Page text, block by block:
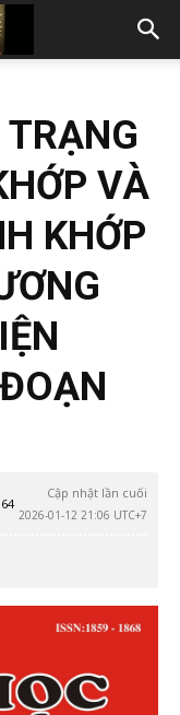
VÀ
KHỚP
Cập nhật lần cuối
2026-01-12 21:06 UTC+7
64